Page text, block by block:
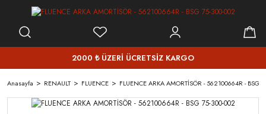
2000 ₺ ÜZERİ ÜCRETSİZ KARGO
Anasayfa RENAULT FLUENCE FLUENCE ARKA AMORTİSÖR - 562100664R - BSG